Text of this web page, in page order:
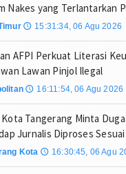
Nakes yang Terlantarkan
🕔 15:31:34, 06 Agu 2026
AFPI Perkuat Literasi
Lawan Pinjol Ilegal
🕔 16:11:54, 06 Agu 2026
Kota Tangerang Minta
Jurnalis Diproses
Kota 🕔 16:30:45, 06 Agu